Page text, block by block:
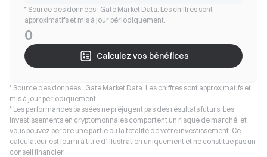
* Source des données : Gate Market Data. Les chiffres sont
approximatifs et mis à jour périodiquement.
0
Calculez vos bénéfices
* Source des données : Gate Market Data. Les chiffres sont approximatifs et
mis à jour périodiquement.
* Les performances passées ne préjugent pas des résultats futurs. Les
investissements en cryptomonnaies comportent un risque de marché, et
vous pouvez perdre une partie ou la totalité de votre investissement. Ce
calculateur est fourni à titre d’illustration uniquement et ne constitue pas un
conseil financier.